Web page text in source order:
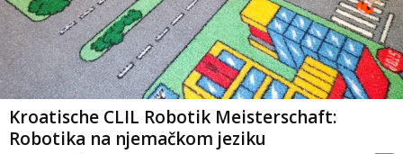
Kroatische CLIL Robotik Meisterschaft:
Robotika na njemačkom jeziku